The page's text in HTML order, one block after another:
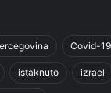
Covid-19
istaknuto izrael